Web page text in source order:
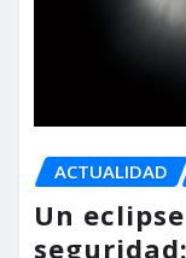
ACTUALIDAD
Un